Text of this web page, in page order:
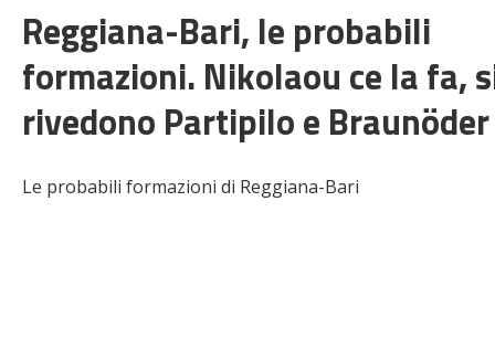
Serie B
Video
Reggiana-Bari, le probabili
formazioni. Nikolaou ce la fa,
rivedono Partipilo e Braunöder
Le probabili formazioni di Reggiana-Bari